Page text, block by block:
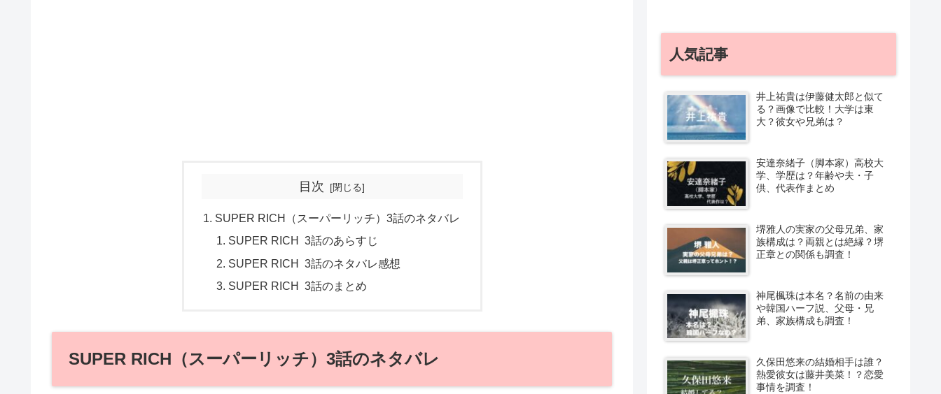
目次
SUPER RICH（スーパーリッチ）3話のネタバレ
SUPER RICH 3話のあらすじ
SUPER RICH 3話のネタバレ感想
SUPER RICH 3話のまとめ
SUPER RICH（スーパーリッチ）3話のネタバレ
人気記事
井上祐貴は伊藤健太郎と似て
る？画像で比較！大学は東
大？彼女や兄弟は？
安達奈緒子（脚本家）高校大
学、学歴は？年齢や夫・子
供、代表作まとめ
堺雅人の実家の父母兄弟、家
族構成は？両親とは絶縁？堺
正章との関係も調査！
神尾楓珠は本名？名前の由来
や韓国ハーフ説、父母・兄
弟、家族構成も調査！
久保田悠来の結婚相手は誰？
熱愛彼女は藤井美菜！？恋愛
事情を調査！